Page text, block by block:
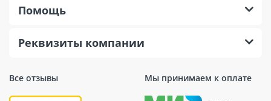
отраслях, как туризм, спорт, торговая деятельность,
производства. Полотно востребовано и на
строительных площадках, где его применяют в
Все отзывы
Мы принимаем к оплате
Помощь
Реквизиты компании